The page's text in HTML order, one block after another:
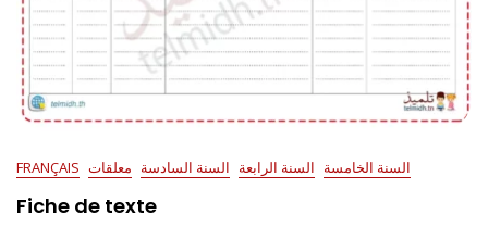
FRANÇAIS السنة الخامسة السنة الرابعة السنة السادسة معلقات
Fiche de texte